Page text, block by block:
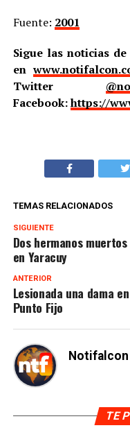
Fuente: 2001
Sigue las noticias
en
Twitter
Facebook:https://
TEMAS RELACIONADOS
SIGUIENTE
Dos hermanos
en Yaracuy
ANTERIOR
Lesionada una dama
Punto Fijo
Notifalcon
TE